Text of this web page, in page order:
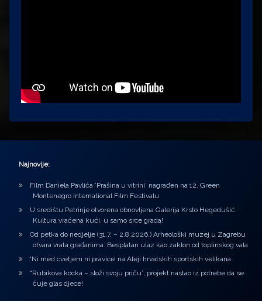
Najnovije:
Film Daniela Pavlića ‘Prašina u vitrini’ nagrađen na 12. Green
Montenegro International Film Festivalu
U središtu Petrinje otvorena obnovljena Galerija Krsto Hegedušić:
Kultura vraćena kući, u samo srce grada!
Od petka do nedjelje (31.7. – 2.8.2026.) Arheološki muzej u Zagrebu
otvara vrata građanima: Besplatan ulaz kao zaklon od toplinskog vala
‘Ni med cvetjem ni pravice’ na Aleji hrvatskih sportskih velikana
“Rubikova kocka – složi svoju priču”, projekt nastao iz potrebe da se
čuje glas djece!